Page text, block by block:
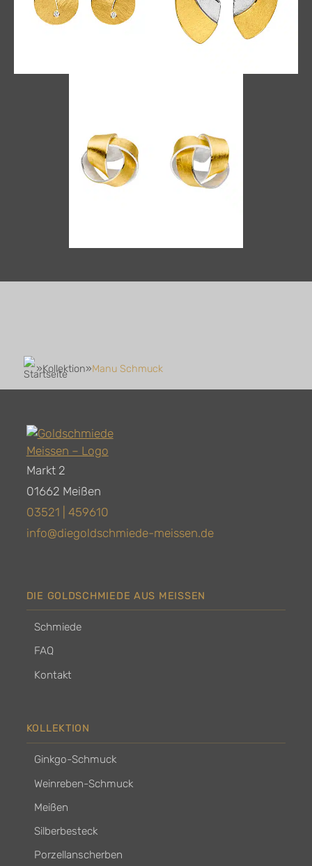
»Kollektion»Manu Schmuck
Markt 2
01662 Meißen
03521 | 459610
info@diegoldschmiede-meissen.de
DIE GOLDSCHMIEDE AUS MEISSEN
Schmiede
FAQ
Kontakt
KOLLEKTION
Ginkgo-Schmuck
Weinreben-Schmuck
Meißen
Silberbesteck
Porzellanscherben